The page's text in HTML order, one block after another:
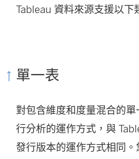
Tableau 資料來源支援以下
單一表
對包含維度和度量混合的
行分析的運作方式，與
發行版本的運作方式相同